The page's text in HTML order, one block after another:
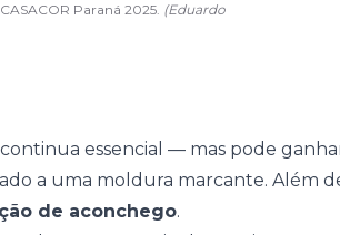
Paraná 2025. (Eduardo
continua essencial — mas pode
a uma moldura marcante. Além
de aconchego.